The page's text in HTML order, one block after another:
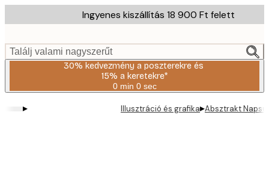
to
content.
Ingyenes kiszállítás 18 900 Ft felett
Találj valami nagyszerűt
30% kedvezmény a poszterekre és
15% a keretekre*
0 min 0 sec
Érvényes:
08-
▸ Illusztráció és grafika▸Absztrakt